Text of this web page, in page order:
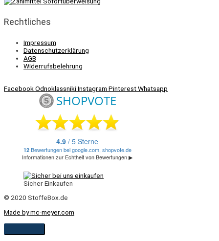
Rechtliches
Impressum
Datenschutzerklärung
AGB
Widerrufsbelehrung
FacebookOdnoklassnikiInstagram PinterestWhatsapp
Sicher Einkaufen
© 2020 StoffeBox.de
Made by mc-meyer.com